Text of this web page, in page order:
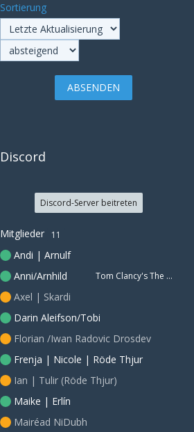
Sortierung
Discord
Discord-Server beitreten
Mitglieder 11
Andi | Arnulf
Anni/Arnhild
Tom Clancy's The Division 2
Axel | Skardi
Darin Aleifson/Tobi
Florian /Iwan Radovic Drosdev
Frenja | Nicole | Röde Thjur
Ian | Tulir (Röde Thjur)
Maike | Erlín
Mairéad NiDubh